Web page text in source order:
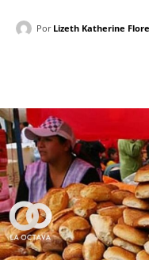
Por Lizeth Katherine